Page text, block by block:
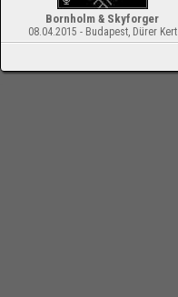
Bornholm & Skyforger
08.04.2015 - Budapest, Dürer Kert